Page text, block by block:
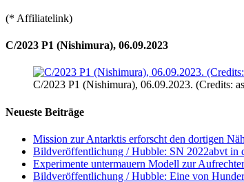
(* Affiliatelink)
C/2023 P1 (Nishimura), 06.09.2023
C/2023 P1 (Nishimura), 06.09.2023. (Credits:
Neueste Beiträge
Mission zur Antarktis erforscht den dortigen
Bildveröffentlichung / Hubble: SN 2022abvt in
Experimente untermauern Modell zur
Bildveröffentlichung / Hubble: Eine von